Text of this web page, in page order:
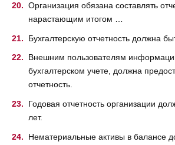
Организация обязана составлять
нарастающим итогом …
Бухгалтерскую отчетность должна
Внешним пользователям
бухгалтерском учете, должна
отчетность.
Годовая отчетность организации
лет.
Нематериальные активы в балансе